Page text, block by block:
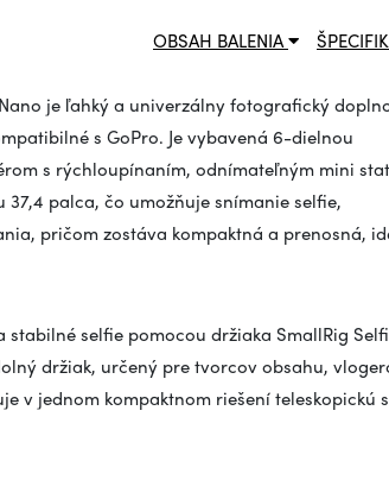
OBSAH BALENIA
je ľahký a univerzálny fotografický
s GoPro. Je vybavená 6-dielnou
s rýchloupínaním, odnímateľným mini
palca, čo umožňuje snímanie selfie,
pričom zostáva kompaktná a prenosná,
selfie pomocou držiaka SmallRig
držiak, určený pre tvorcov obsahu,
v jednom kompaktnom riešení teleskopickú